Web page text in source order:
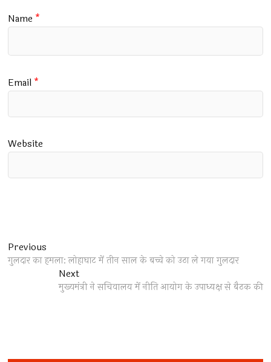
Name *
Email *
Website
Post
navigation
Previous
post:
गुलदार का हमला: लोहाघाट में तीन साल के बच्चे को उठा ले गया गुलदार
NextNext
post:
मुख्यमंत्री ने सचिवालय में नीति आयोग के उपाध्यक्ष से बैठक की